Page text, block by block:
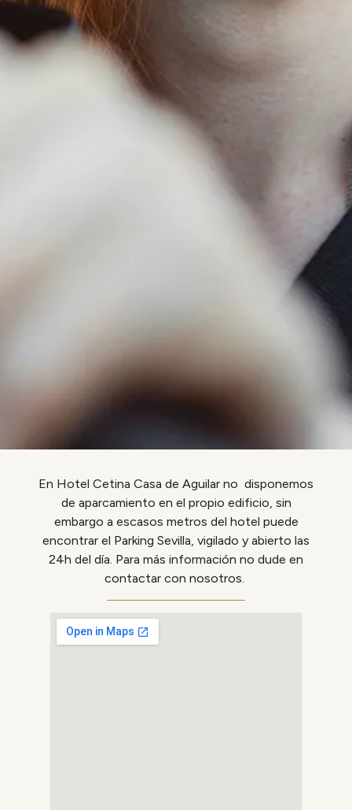
En Hotel Cetina Casa de Aguilar no disponemos
de aparcamiento en el propio edificio, sin
embargo a escasos metros del hotel puede
encontrar el Parking Sevilla, vigilado y abierto las
24h del día. Para más información no dude en
contactar con nosotros.